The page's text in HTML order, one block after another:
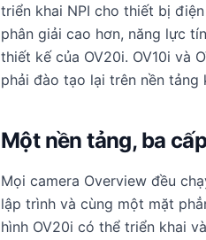
triển khai NPI cho thiết bị
phân giải cao hơn, năng lực
thiết kế của OV20i. OV10i và
phải đào tạo lại trên nền tảng
Một nền tảng, ba
Mọi camera Overview đều
lập trình và cùng một mặt
hình OV20i có thể triển khai